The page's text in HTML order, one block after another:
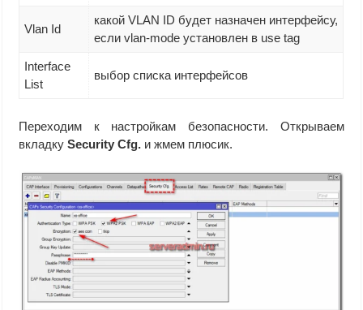
Vlan Id
какой VLAN ID будет назначен интерфейсу,
если vlan-mode установлен в use tag
Interface
List
выбор списка интерфейсов
Переходим к настройкам безопасности. Открываем
вкладкуSecurity Cfg. и жмем плюсик.